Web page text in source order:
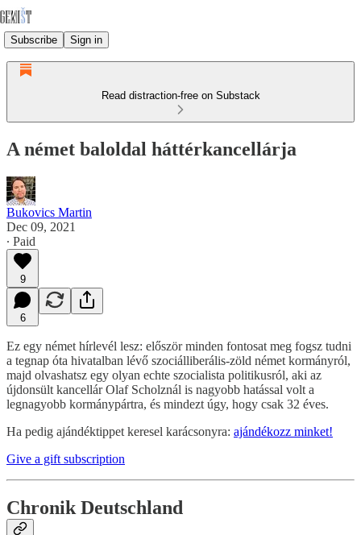
Subscribe Sign in
Read distraction-free on Substack
A német baloldal háttérkancellárja
Bukovics Martin
Dec 09, 2021
∙ Paid
9
6
Ez egy német hírlevél lesz: először minden fontosat meg fogsz tudni
a tegnap óta hivatalban lévő szociálliberális-zöld német kormányról,
majd olvashatsz egy olyan echte szocialista politikusról, aki az
újdonsült kancellár Olaf Scholznál is nagyobb hatással volt a
legnagyobb kormánypártra, és mindezt úgy, hogy csak 32 éves.
Ha pedig ajándéktippet keresel karácsonyra: ajándékozz minket!
Give a gift subscription
Chronik Deutschland